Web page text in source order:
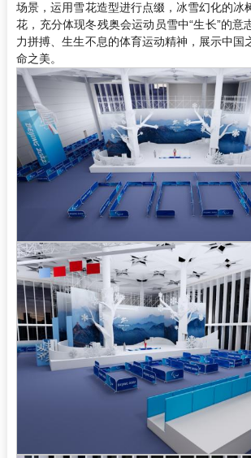
场景，运用雪花造型进行点缀，冰雪幻化的冰
花，充分体现冬残奥会运动员雪中“生长”的意
力拼搏、生生不息的体育运动精神，展示中国
命之美。